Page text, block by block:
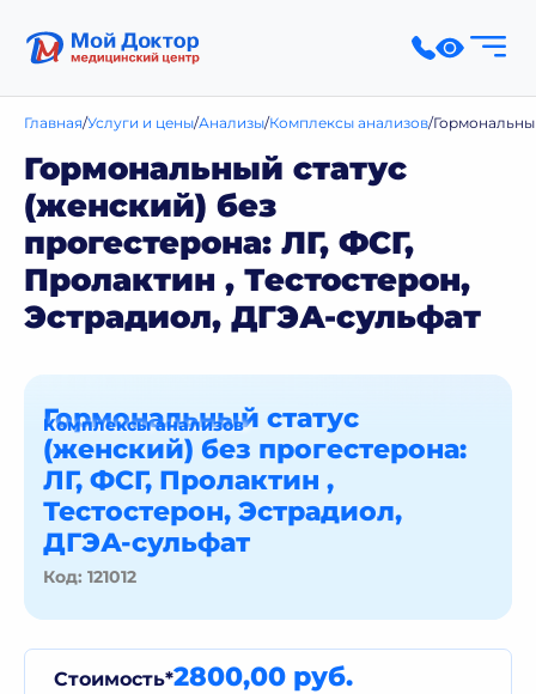
Главная Услуги и цены Анализы Комплексы анализов
Гормональный статус
(женский) без
прогестерона: ЛГ, ФСГ,
Пролактин , Тестостерон,
Эстрадиол, ДГЭА-сульфат
Гормональный статус
(женский) без прогестерона:
ЛГ, ФСГ, Пролактин ,
Тестостерон, Эстрадиол,
ДГЭА-сульфат
Код: 121012
Комплексы анализов
Стоимость*2800,00 руб.